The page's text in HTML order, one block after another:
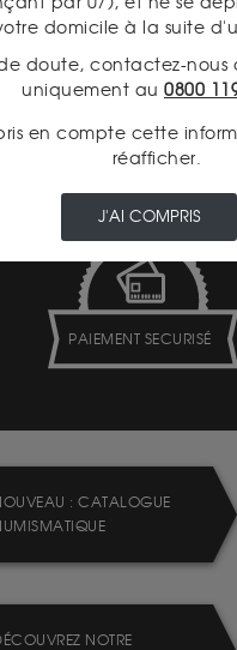
LIVRAISON ASSURÉE
PAIEMENT SECURISÉ
: CATALOGUE
NOTRE
domicile à la suite
doute, contactez-nous
uniquement au 0800
en compte cette
réafficher.
J'AI COMPRIS